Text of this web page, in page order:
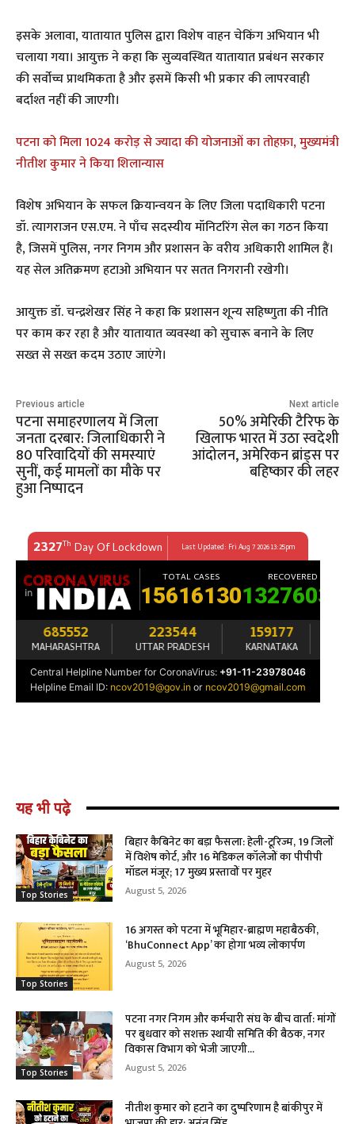
इसके अलावा, यातायात पुलिस द्वारा विशेष वाहन चेकिंग अभियान भी
चलाया गया। आयुक्त ने कहा कि सुव्यवस्थित यातायात प्रबंधन सरकार
की सर्वोच्च प्राथमिकता है और इसमें किसी भी प्रकार की लापरवाही
बर्दाश्त नहीं की जाएगी।
पटना को मिला 1024 करोड़ से ज्यादा की योजनाओं का तोहफ़ा, मुख्यमंत्री
नीतीश कुमार ने किया शिलान्यास
विशेष अभियान के सफल क्रियान्वयन के लिए जिला पदाधिकारी पटना
डॉ. त्यागराजन एस.एम. ने पाँच सदस्यीय मॉनिटरिंग सेल का गठन किया
है, जिसमें पुलिस, नगर निगम और प्रशासन के वरीय अधिकारी शामिल हैं।
यह सेल अतिक्रमण हटाओ अभियान पर सतत निगरानी रखेगी।
आयुक्त डॉ. चन्द्रशेखर सिंह ने कहा कि प्रशासन शून्य सहिष्णुता की नीति
पर काम कर रहा है और यातायात व्यवस्था को सुचारू बनाने के लिए
सख्त से सख्त कदम उठाए जाएंगे।
Previous article
पटना समाहरणालय में जिला
जनता दरबार: जिलाधिकारी ने
80 परिवादियों की समस्याएं
सुनीं, कई मामलों का मौके पर
हुआ निष्पादन
Next article
50% अमेरिकी टैरिफ के
खिलाफ भारत में उठा स्वदेशी
आंदोलन, अमेरिकन ब्रांड्स पर
बहिष्कार की लहर
यह भी पढ़े
Top Stories
बिहार कैबिनेट का बड़ा फैसला: हेली-टूरिज्म, 19 जिलों
में विशेष कोर्ट, और 16 मेडिकल कॉलेजों का पीपीपी
मॉडल मंजूर; 17 मुख्य प्रस्तावों पर मुहर
August 5, 2026
Top Stories
16 अगस्त को पटना में भूमिहार-ब्राह्मण महाबैठकी,
‘BhuConnect App’ का होगा भव्य लोकार्पण
August 5, 2026
Top Stories
पटना नगर निगम और कर्मचारी संघ के बीच वार्ता: मांगों
पर बुधवार को सशक्त स्थायी समिति की बैठक, नगर
विकास विभाग को भेजी जाएगी...
August 5, 2026
नीतीश कुमार को हटाने का दुष्परिणाम है बांकीपुर में